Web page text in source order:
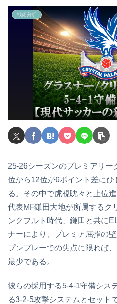
戦術分析
25-26シーズンのプレミアリー
位から12位が6ポイント差に
る。その中で虎視眈々と上位
代表MF鎌田大地が所属するク
ンクフルト時代、鎌田と共に
ナーにより、プレミア屈指の
プンプレーでの失点に限れば
最少である。
彼らの採用する5-4-1守備シス
る3-2-5攻撃システムとセット